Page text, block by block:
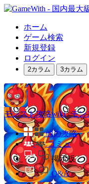
ホーム
ゲーム検索
新規登録
ログイン
2カラム 3カラム
モンスト攻略wiki | モ
他の攻略
コミュ
掲示板
Q&A